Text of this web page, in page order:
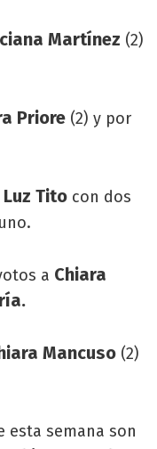
Martínez (2)
Priore (2) y por
Luz Tito con dos
a Chiara
Mancuso (2)
esta semana son